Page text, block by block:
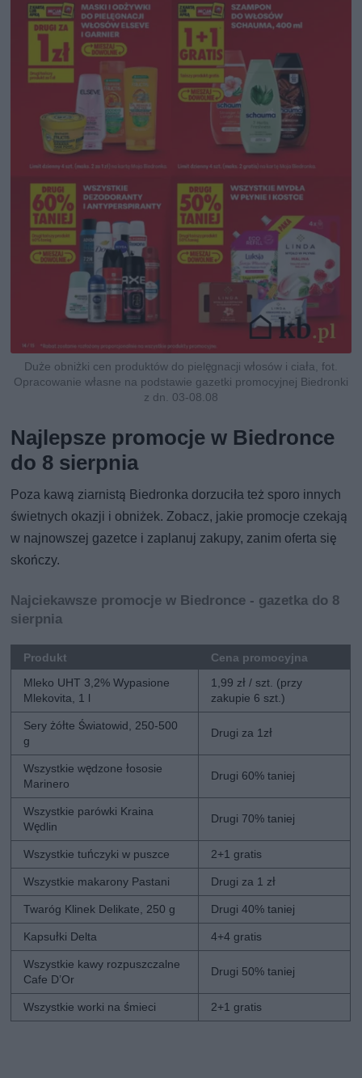
Duże obniżki cen produktów do pielęgnacji włosów i ciała, fot.
Opracowanie własne na podstawie gazetki promocyjnej Biedronki
z dn. 03-08.08
Najlepsze promocje w Biedronce
do 8 sierpnia
Poza kawą ziarnistą Biedronka dorzuciła też sporo innych
świetnych okazji i obniżek. Zobacz, jakie promocje czekają
w najnowszej gazetce i zaplanuj zakupy, zanim oferta się
skończy.
Najciekawsze promocje w Biedronce - gazetka do 8
sierpnia
Produkt
Cena promocyjna
Mleko UHT 3,2% Wypasione
Mlekovita, 1 l
1,99 zł / szt. (przy
zakupie 6 szt.)
Sery żółte Światowid, 250-500
g
Drugi za 1zł
Wszystkie wędzone łososie
Marinero
Drugi 60% taniej
Wszystkie parówki Kraina
Wędlin
Drugi 70% taniej
Wszystkie tuńczyki w puszce 2+1 gratis
Wszystkie makarony Pastani Drugi za 1 zł
Twaróg Klinek Delikate, 250 g Drugi 40% taniej
Kapsułki Delta 4+4 gratis
Wszystkie kawy rozpuszczalne
Cafe D’Or
Drugi 50% taniej
Wszystkie worki na śmieci 2+1 gratis